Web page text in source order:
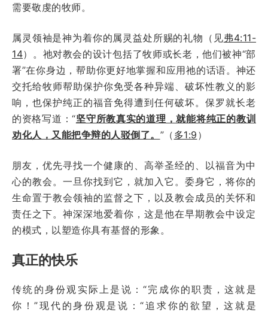
需要敬虔的牧师。
属灵领袖是神为着你的属灵益处所赐的礼物（见弗4:11-
14）。祂对教会的设计包括了牧师或长老，他们被神“部
署”在你身边，帮助你更好地掌握和应用祂的话语。神还
交托给牧师帮助保护你免受各种异端、破坏性教义的影
响，也保护纯正的福音免得遭到任何破坏。保罗就长老
的资格写道：“坚守所教真实的道理，就能将纯正的教训
劝化人，又能把争辩的人驳倒了。 ”（ 多1:9 ）
朋友，优先寻找一个健康的、高举圣经的、以福音为中
心的教会。一旦你找到它，就加入它。委身它，将你的
生命置于教会领袖的监督之下，以及教会成员的关怀和
责任之下。神深深地爱着你，这是他在早期教会中设定
的模式，以塑造你具有基督的形象。
真正的快乐
传统的身份观实际上是说：“完成你的职责，这就是
你！”现代的身份观是说：“追求你的欲望，这就是